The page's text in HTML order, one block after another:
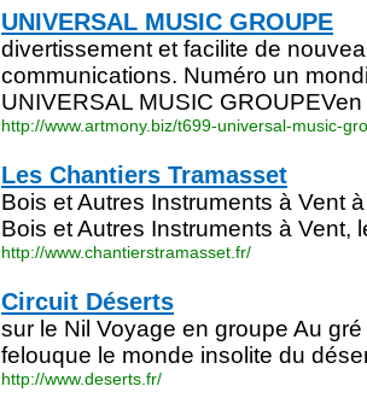
UNIVERSAL MUSIC GROUPE
divertissement et facilite de
communications. Numéro un
UNIVERSAL MUSIC
http://www.artmony.biz/t699-universal-music-
Les Chantiers Tramasset
Bois et Autres Instruments à Vent
Bois et Autres Instruments à Vent,
http://www.chantierstramasset.fr/
Circuit Déserts
sur le Nil Voyage en groupe Au
felouque le monde insolite du
http://www.deserts.fr/